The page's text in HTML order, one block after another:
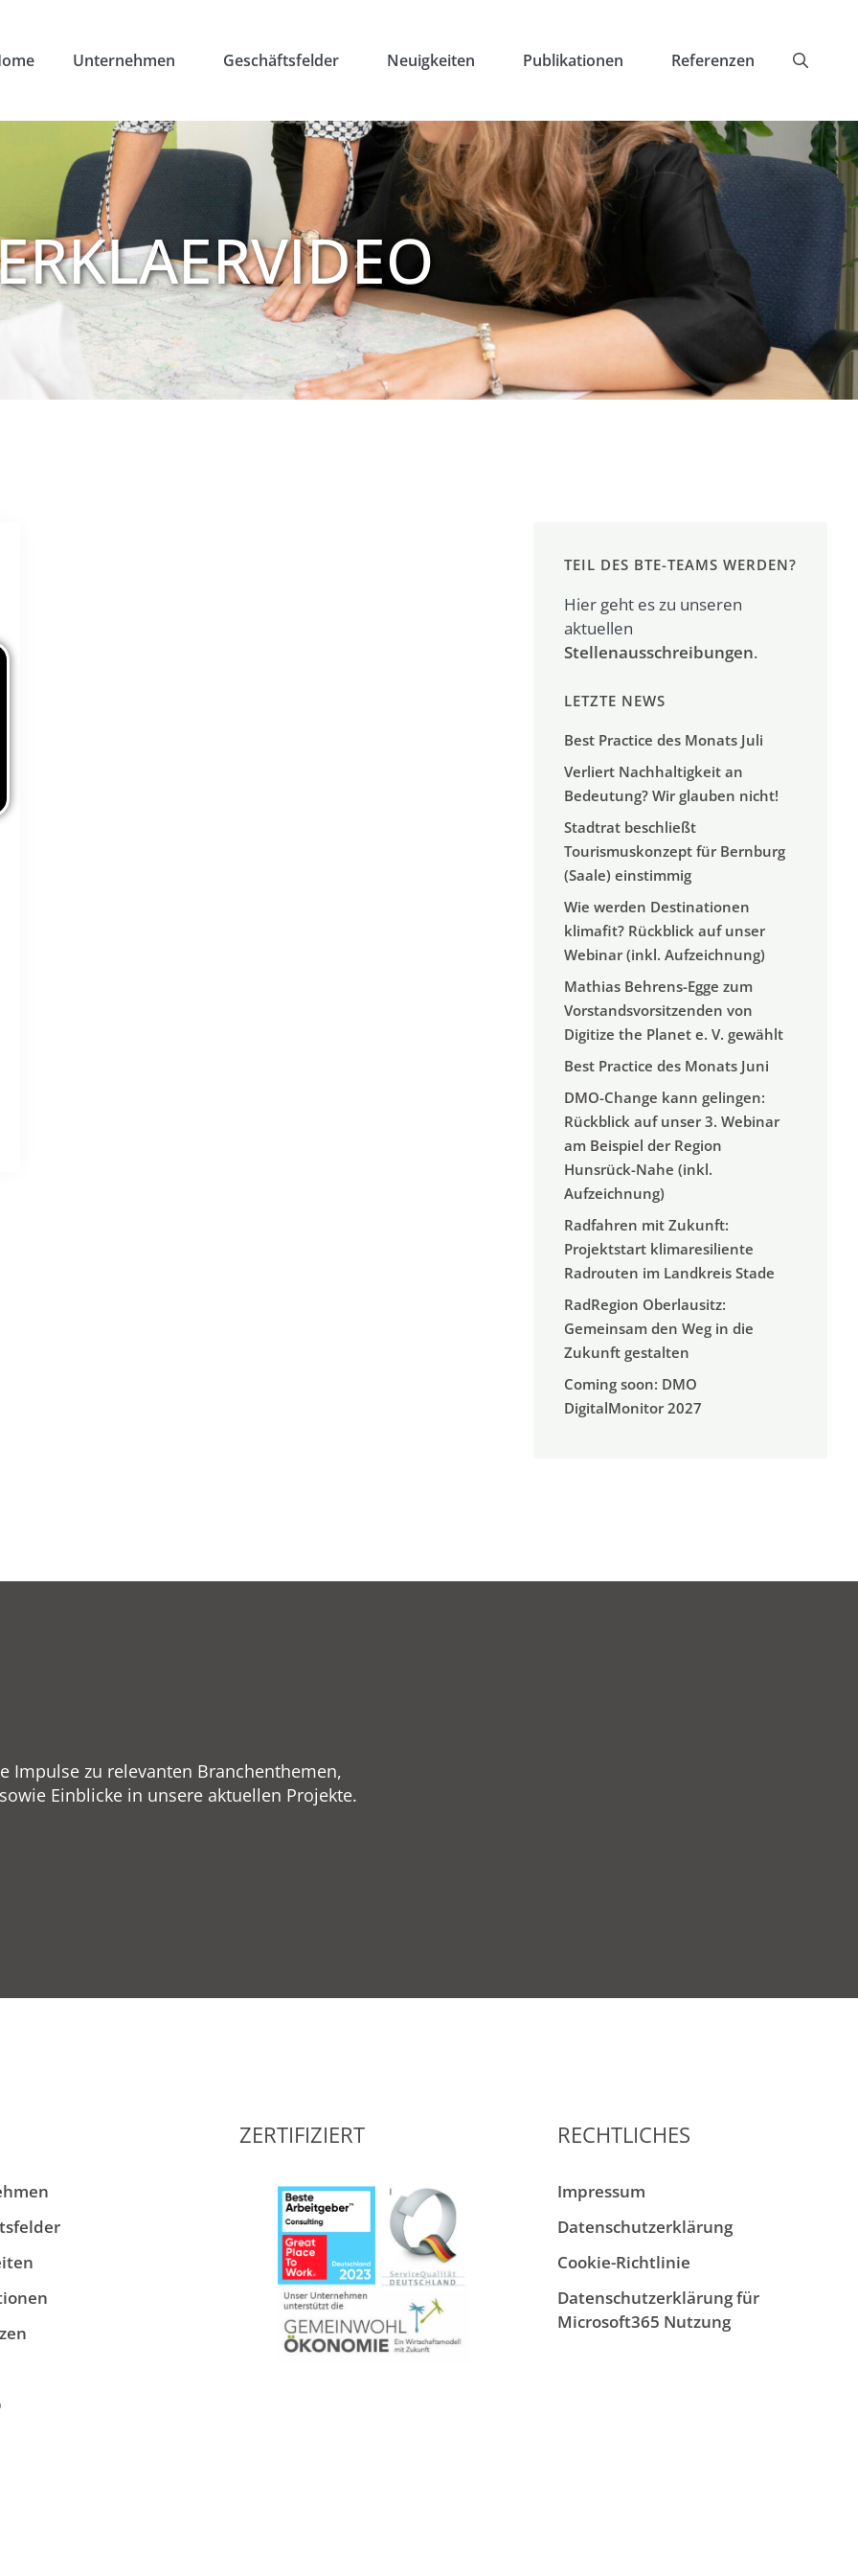
Unternehmen Geschäftsfelder Neuigkeiten Publikationen Referenzen
TEIL DES BTE-TEAMS WERDEN?
Hier geht es zu unseren
aktuellen
Stellenausschreibungen.
LETZTE NEWS
Best Practice des Monats Juli
Verliert Nachhaltigkeit an
Bedeutung? Wir glauben nicht!
Stadtrat beschließt
Tourismuskonzept für Bernburg
(Saale) einstimmig
Wie werden Destinationen
klimafit? Rückblick auf unser
Webinar (inkl. Aufzeichnung)
Mathias Behrens-Egge zum
Vorstandsvorsitzenden von
Digitize the Planet e. V. gewählt
Best Practice des Monats Juni
DMO-Change kann gelingen:
Rückblick auf unser 3. Webinar
am Beispiel der Region
Hunsrück-Nahe (inkl.
Aufzeichnung)
Radfahren mit Zukunft:
Projektstart klimaresiliente
Radrouten im Landkreis Stade
RadRegion Oberlausitz:
Gemeinsam den Weg in die
Zukunft gestalten
Coming soon: DMO
DigitalMonitor 2027
Impulse zu relevanten Branchenthemen,
Einblicke in unsere aktuellen Projekte.
ZERTIFIZIERT RECHTLICHES
Impressum
Datenschutzerklärung
Cookie-Richtlinie
Datenschutzerklärung für
Microsoft365 Nutzung